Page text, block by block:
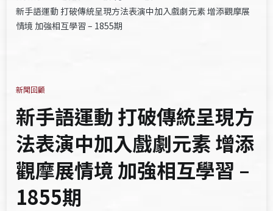
新手語運動 打破傳統呈現方法表演中加入戲劇元素 增添觀摩展
情境 加強相互學習 – 1855期
新聞回顧
新手語運動 打破傳統呈現方
法表演中加入戲劇元素 增添
觀摩展情境 加強相互學習 –
1855期